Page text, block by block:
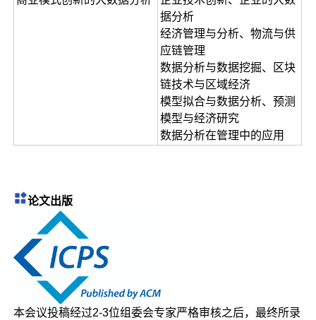
据分析
经济管理与分析、物流与供
应链管理
数据分析与数据挖掘、区块
链技术与区域经济
模型拟合与数据分析、预测
模型与经济研究
数据分析在管理中的应用
论文出版
本会议投稿经过2-3位组委会专家严格审核之后，最终所录